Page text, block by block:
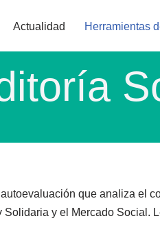
Actualidad Herramientas
que analiza el
y el Mercado Social.